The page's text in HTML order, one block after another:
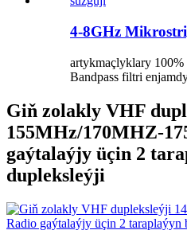
4-8GHz
artykmaçlyklary
Bandpass filtri
Giň zolakly VHF
155MHz/170MHZ-
gaýtalaýjy üçin 2
dupleksleýji